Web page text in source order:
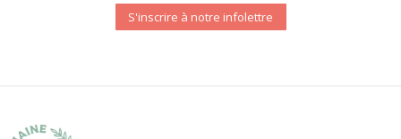
S'inscrire à notre infolettre